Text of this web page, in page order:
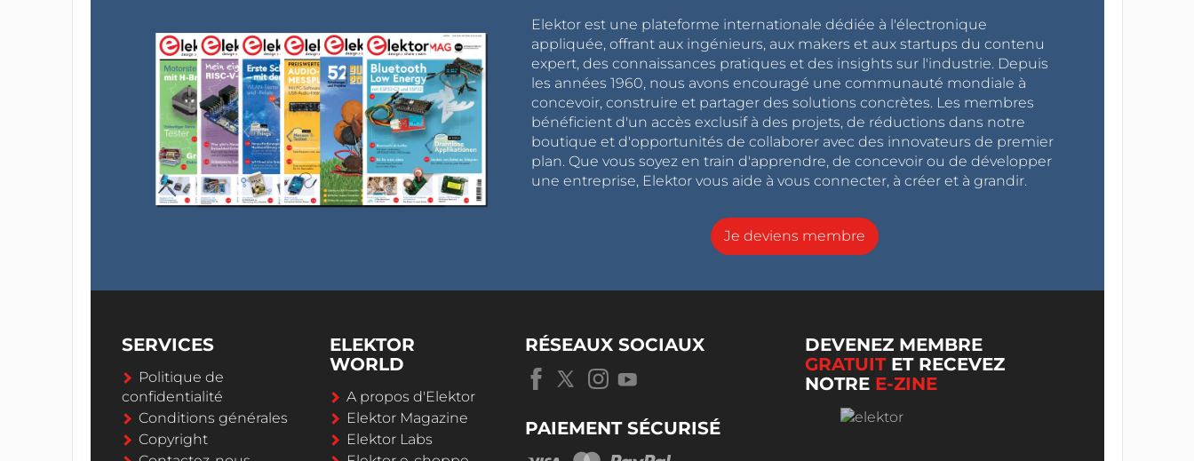
Elektor est une plateforme internationale dédiée à l'électronique
appliquée, offrant aux ingénieurs, aux makers et aux startups du contenu
expert, des connaissances pratiques et des insights sur l'industrie. Depuis
les années 1960, nous avons encouragé une communauté mondiale à
concevoir, construire et partager des solutions concrètes. Les membres
bénéficient d'un accès exclusif à des projets, de réductions dans notre
boutique et d'opportunités de collaborer avec des innovateurs de premier
plan. Que vous soyez en train d'apprendre, de concevoir ou de développer
une entreprise, Elektor vous aide à vous connecter, à créer et à grandir.
Je deviens membre
SERVICES
Politique de
confidentialité
Conditions générales
Copyright
ELEKTOR
WORLD
A propos d'Elektor
Elektor Magazine
Elektor Labs
RÉSEAUX SOCIAUX
PAIEMENT SÉCURISÉ
DEVENEZ MEMBRE
GRATUITET RECEVEZ
NOTRE E-ZINE